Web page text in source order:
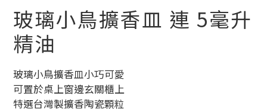
今期優惠!! 濕疹救星 濕疹專用噴霧 買一枝送一件 50克
裝 濕疹舒敏膏   幼兒適用
登記成為網店會員，即送$50購物金即刻用!!
玻璃小鳥擴香皿 連 5毫升
精油
玻璃小鳥擴香皿小巧可愛
可置於桌上窗邊玄關櫃上
特選台灣製擴香陶瓷顆粒